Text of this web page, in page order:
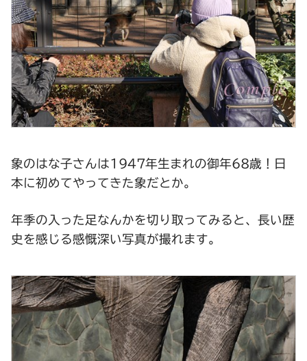
象のはな子さんは1947年生まれの御年68歳！日
本に初めてやってきた象だとか。
年季の入った足なんかを切り取ってみると、長い歴
史を感じる感慨深い写真が撮れます。